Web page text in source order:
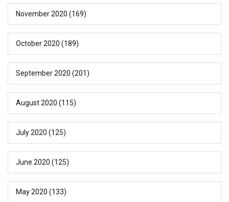
November 2020 (169)
October 2020 (189)
September 2020 (201)
August 2020 (115)
July 2020 (125)
June 2020 (125)
May 2020 (133)